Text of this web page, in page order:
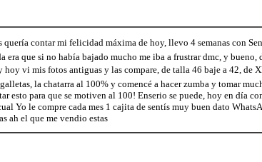
contar mi felicidad máxima de hoy, llevo 4 semanas con
era que si no había bajado mucho me iba a frustrar dmc, y
vi mis fotos antiguas y las compare, de talla 46 baje a 42, de
la chatarra al 100% y comencé a hacer zumba y tomar
esto para que se motiven al 100! Enserio se puede, hoy en día
Yo le compre cada mes 1 cajita de sentís muy buen dato
ah el que me vendio estas